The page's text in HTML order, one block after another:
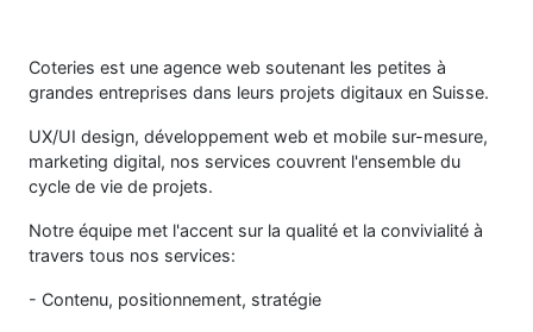
Coteries est une agence web soutenant les petites à
grandes entreprises dans leurs projets digitaux en Suisse.
UX/UI design, développement web et mobile sur-mesure,
marketing digital, nos services couvrent l'ensemble du
cycle de vie de projets.
Notre équipe met l'accent sur la qualité et la convivialité à
travers tous nos services:
- Contenu, positionnement, stratégie